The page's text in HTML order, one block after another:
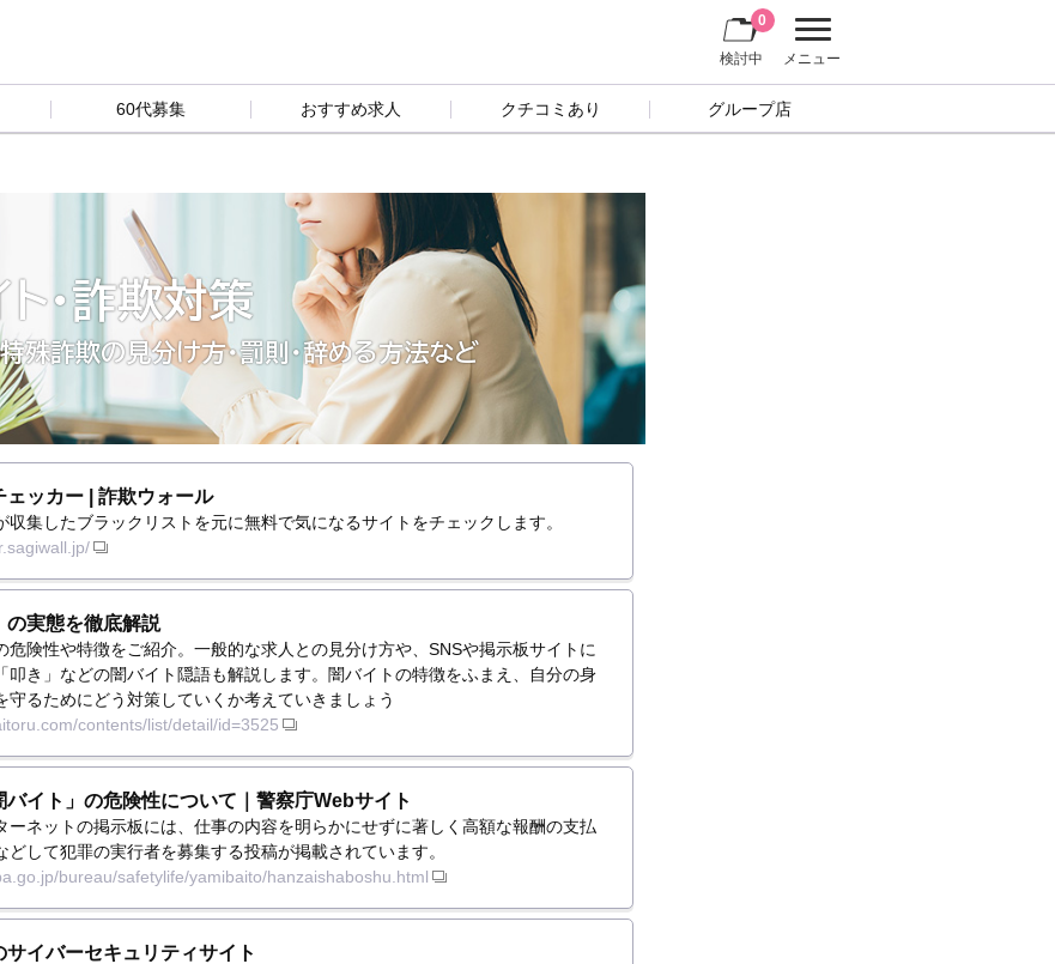
メニュー
検討中
0
60代募集 おすすめ求人 クチコミあり グループ店
ト・詐欺対策
殊詐欺の見分け方・罰則・辞める方法など
ェッカー | 詐欺ウォール
収集したブラックリストを元に無料で気になるサイトをチェックします。
の実態を徹底解説
危険性や特徴をご紹介。一般的な求人との見分け方や、SNSや掲示板サイトに
叩き」などの闇バイト隠語も解説します。闇バイトの特徴をふまえ、自分の身
守るためにどう対策していくか考えていきましょう
contents/list/detail/id=3525
バイト」の危険性について｜警察庁Webサイト
ーネットの掲示板には、仕事の内容を明らかにせずに著しく高額な報酬の支払
どして犯罪の実行者を募集する投稿が掲載されています。
bureau/safetylife/yamibaito/hanzaishaboshu.html
サイバーセキュリティサイト